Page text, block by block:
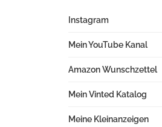
Instagram
Mein YouTube Kanal
Amazon Wunschzettel
Mein Vinted Katalog
Meine Kleinanzeigen